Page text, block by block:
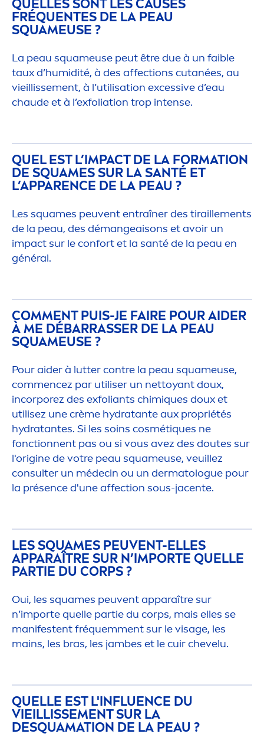
QUELLES SONT LES CAUSES
FRÉQUENTES DE LA PEAU
SQUAMEUSE ?
La peau squameuse peut être due à un faible
taux d’humidité, à des affections cutanées, au
vieillissement, à l’utilisation excessive d’eau
chaude et à l’exfoliation trop intense.
QUEL EST L’IMPACT DE LA FORMATION
DE SQUAMES SUR LA SANTÉ ET
L’APPARENCE DE LA PEAU ?
Les squames peuvent entraîner des tiraillements
de la peau, des démangeaisons et avoir un
impact sur le confort et la santé de la peau en
général.
COMMENT PUIS-JE FAIRE POUR AIDER
À ME DÉBARRASSER DE LA PEAU
SQUAMEUSE ?
Pour aider à lutter contre la peau squameuse,
commencez par utiliser un nettoyant doux,
incorporez des exfoliants chimiques doux et
utilisez une crème hydratante aux propriétés
hydratantes. Si les soins cosmétiques ne
fonctionnent pas ou si vous avez des doutes sur
l'origine de votre peau squameuse, veuillez
consulter un médecin ou un dermatologue pour
la présence d'une affection sous-jacente.
LES SQUAMES PEUVENT-ELLES
APPARAÎTRE SUR N’IMPORTE QUELLE
PARTIE DU CORPS ?
Oui, les squames peuvent apparaître sur
n’importe quelle partie du corps, mais elles se
manifestent fréquemment sur le visage, les
mains, les bras, les jambes et le cuir chevelu.
QUELLE EST L'INFLUENCE DU
VIEILLISSEMENT SUR LA
DESQUAMATION DE LA PEAU ?